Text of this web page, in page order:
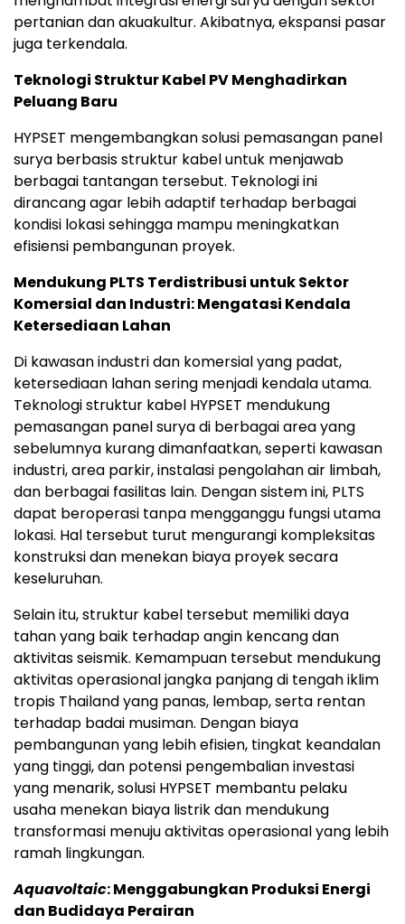
pertanian dan akuakultur. Akibatnya, ekspansi pasar
juga terkendala.
Teknologi Struktur Kabel PV Menghadirkan
Peluang Baru
HYPSET mengembangkan solusi pemasangan panel
surya berbasis struktur kabel untuk menjawab
berbagai tantangan tersebut. Teknologi ini
dirancang agar lebih adaptif terhadap berbagai
kondisi lokasi sehingga mampu meningkatkan
efisiensi pembangunan proyek.
Mendukung PLTS Terdistribusi untuk Sektor
Komersial dan Industri: Mengatasi Kendala
Ketersediaan Lahan
Di kawasan industri dan komersial yang padat,
ketersediaan lahan sering menjadi kendala utama.
Teknologi struktur kabel HYPSET mendukung
pemasangan panel surya di berbagai area yang
sebelumnya kurang dimanfaatkan, seperti kawasan
industri, area parkir, instalasi pengolahan air limbah,
dan berbagai fasilitas lain. Dengan sistem ini, PLTS
dapat beroperasi tanpa mengganggu fungsi utama
lokasi. Hal tersebut turut mengurangi kompleksitas
konstruksi dan menekan biaya proyek secara
keseluruhan.
Selain itu, struktur kabel tersebut memiliki daya
tahan yang baik terhadap angin kencang dan
aktivitas seismik. Kemampuan tersebut mendukung
aktivitas operasional jangka panjang di tengah iklim
tropis Thailand yang panas, lembap, serta rentan
terhadap badai musiman. Dengan biaya
pembangunan yang lebih efisien, tingkat keandalan
yang tinggi, dan potensi pengembalian investasi
yang menarik, solusi HYPSET membantu pelaku
usaha menekan biaya listrik dan mendukung
transformasi menuju aktivitas operasional yang lebih
ramah lingkungan.
Aquavoltaic: Menggabungkan Produksi Energi
dan Budidaya Perairan